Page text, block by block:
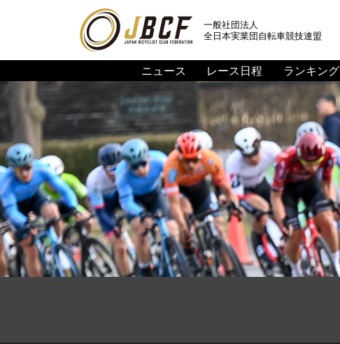
一般社団法人
全日本実業団自転車競技連盟
ニュース レース日程 ランキング